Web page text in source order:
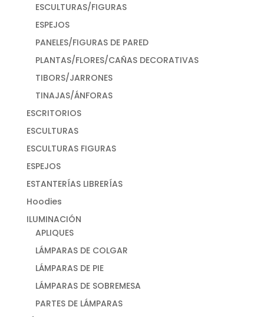
ESCULTURAS/FIGURAS
ESPEJOS
PANELES/FIGURAS DE PARED
PLANTAS/FLORES/CAÑAS DECORATIVAS
TIBORS/JARRONES
TINAJAS/ÁNFORAS
ESCRITORIOS
ESCULTURAS
ESCULTURAS FIGURAS
ESPEJOS
ESTANTERÍAS LIBRERÍAS
Hoodies
ILUMINACIÓN
APLIQUES
LÁMPARAS DE COLGAR
LÁMPARAS DE PIE
LÁMPARAS DE SOBREMESA
PARTES DE LÁMPARAS